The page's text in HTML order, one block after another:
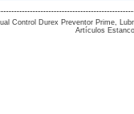
Control Durex Preventor Prime,
Artículos